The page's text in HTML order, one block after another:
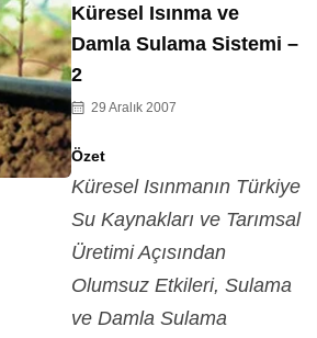
Küresel Isınma ve
Damla Sulama Sistemi –
2
29 Aralık 2007
Özet
Küresel Isınmanın Türkiye
Su Kaynakları ve Tarımsal
Üretimi Açısından
Olumsuz Etkileri, Sulama
ve Damla Sulama